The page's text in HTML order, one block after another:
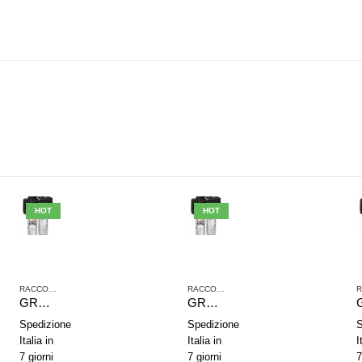
TRATTAMENTO ARIA COMPRESSA
HOT
RACCORDI JOHN GUEST TRATTAMENTO ARIA COMPRESSA
GRUPPO DI TRATTAMENTO ARIA IN 2 PARTI AVENTICS SERIE NL2-ACD 0821300402
Spedizione
Italia in
7 giorni
HOT
GRUPPO DI TRATTAMENTO ARIA IN 2 PARTI AVENTICS SERIE NL4-ACD 0821300500
Spedizione
Italia in
7 giorni